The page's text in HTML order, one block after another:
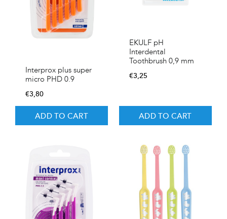
Interprox plus super
micro PHD 0.9
€3,80
ADD TO CART
EKULF pH
Interdental
Toothbrush 0,9 mm
€3,25
ADD TO CART